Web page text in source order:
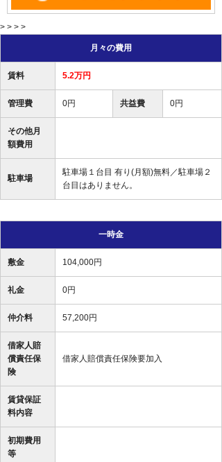
> > > >
月々の費用
賃料 5.2万円
管理費 0円 共益費 0円
その他月
額費用
駐車場
駐車場１台目 有り(月額)無料／駐車場２
台目はありません。
一時金
敷金 104,000円
礼金 0円
仲介料 57,200円
借家人賠
償責任保
険
借家人賠償責任保険要加入
賃貸保証
料内容
初期費用
等